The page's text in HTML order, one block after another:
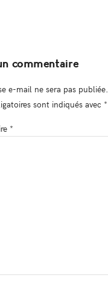
commentaire
e-mail ne sera pas publiée.
sont indiqués avec *
*